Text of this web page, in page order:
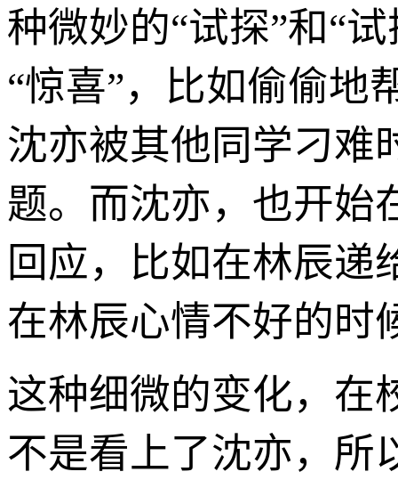
种微妙的“试探”和“
“惊喜”，比如偷偷地
沈亦被其他同学刁难
题。而沈亦，也开始
回应，比如在林辰递
在林辰心情不好的时
这种细微的变化，在
不是看上了沈亦，所